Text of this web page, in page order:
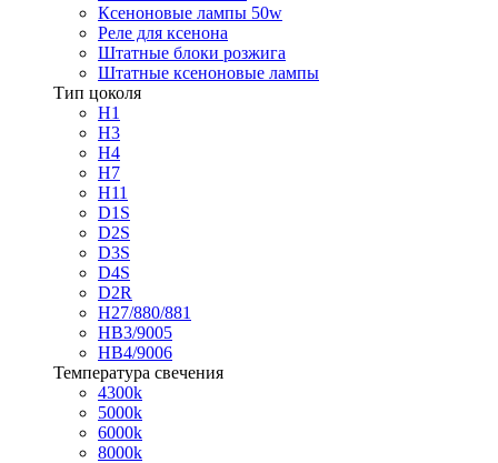
Ксеноновые лампы 50w
Реле для ксенона
Штатные блоки розжига
Штатные ксеноновые лампы
Тип цоколя
H1
H3
H4
H7
H11
D1S
D2S
D3S
D4S
D2R
H27/880/881
HB3/9005
HB4/9006
Температура свечения
4300k
5000k
6000k
8000k